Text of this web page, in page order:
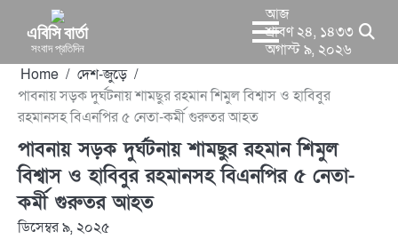
content
এবিসি বার্তা
সংবাদ প্রতিদিন
আজ
শ্রাবণ ২৪, ১৪৩৩
অগাস্ট ৯, ২০২৬
Home
দেশ-জুড়ে
পাবনায় সড়ক দুর্ঘটনায় শামছুর রহমান শিমুল বিশ্বাস ও হাবিবুর
রহমানসহ বিএনপির ৫ নেতা-কর্মী গুরুতর আহত
পাবনায় সড়ক দুর্ঘটনায় শামছুর রহমান শিমুল
বিশ্বাস ও হাবিবুর রহমানসহ বিএনপির ৫ নেতা-
কর্মী গুরুতর আহত
ডিসেম্বর ৯, ২০২৫